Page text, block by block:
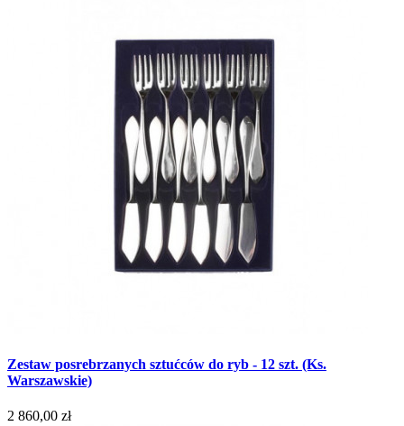
Zestaw posrebrzanych sztućców do ryb - 12 szt. (Ks.
Warszawskie)
2 860,00 zł